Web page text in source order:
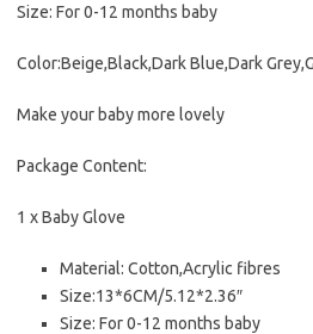
Size: For 0-12 months baby
Color:Beige,Black,Dark Blue,Dark
Make your baby more lovely
Package Content:
1 x Baby Glove
Material: Cotton,Acrylic fibres
Size:13*6CM/5.12*2.36″
Size: For 0-12 months baby